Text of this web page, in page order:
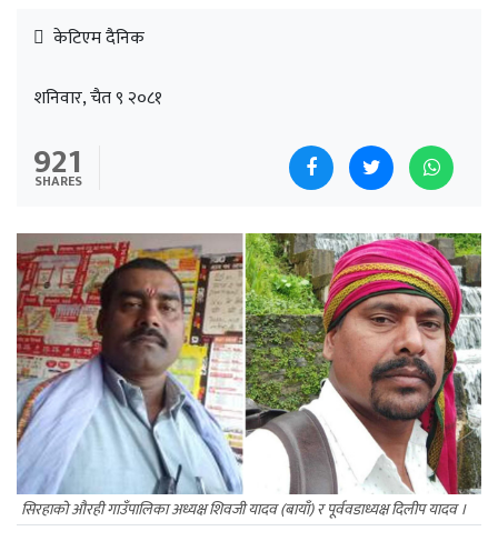
केटिएम दैनिक
शनिवार, चैत ९ २०८१
921
SHARES
सिरहाको औरही गाउँपालिका अध्यक्ष शिवजी यादव (बायाँ) र पूर्ववडाध्यक्ष दिलीप यादव ।